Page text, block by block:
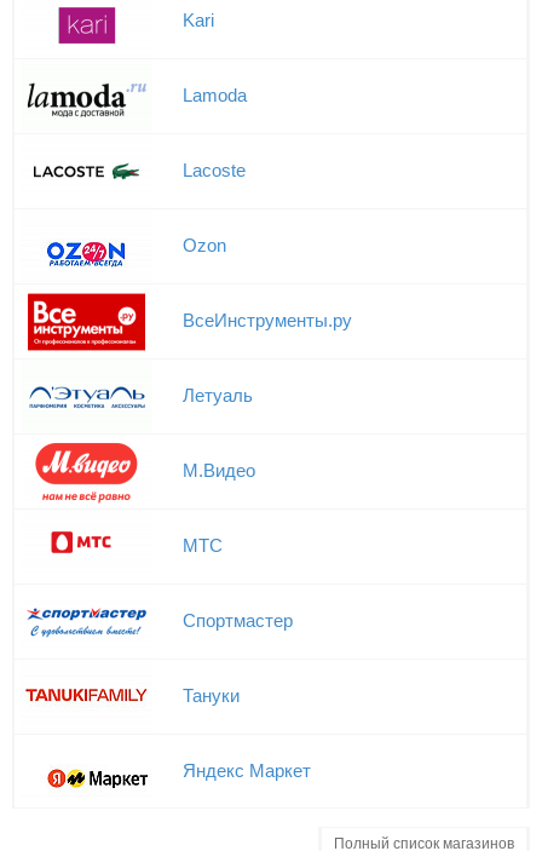
Kari
Lamoda
Lacoste
Ozon
ВсеИнструменты.ру
Летуаль
М.Видео
МТС
Спортмастер
Тануки
Яндекс Маркет
Полный список магазинов